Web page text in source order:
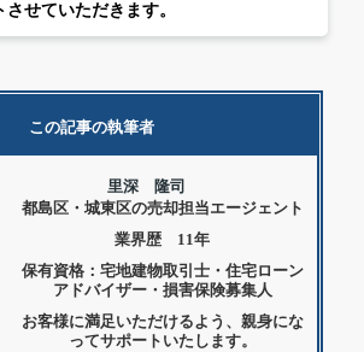
せていただきます。
この記事の執筆者
里深 隆司
都島区・城東区の売却担当エージェント
業界歴 11年
保有資格：宅地建物取引士・住宅ローン
アドバイザー・損害保険募集人
お客様に満足いただけるよう、親身にな
ってサポートいたします。